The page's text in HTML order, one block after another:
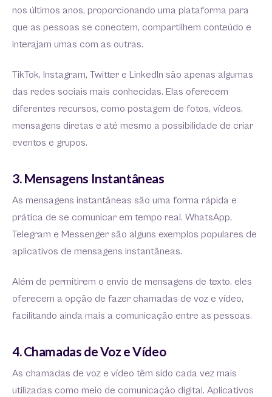
nos últimos anos, proporcionando uma plataforma para
que as pessoas se conectem, compartilhem conteúdo e
interajam umas com as outras.
TikTok, Instagram, Twitter e LinkedIn são apenas algumas
das redes sociais mais conhecidas. Elas oferecem
diferentes recursos, como postagem de fotos, vídeos,
mensagens diretas e até mesmo a possibilidade de criar
eventos e grupos.
3. Mensagens Instantâneas
As mensagens instantâneas são uma forma rápida e
prática de se comunicar em tempo real. WhatsApp,
Telegram e Messenger são alguns exemplos populares de
aplicativos de mensagens instantâneas.
Além de permitirem o envio de mensagens de texto, eles
oferecem a opção de fazer chamadas de voz e vídeo,
facilitando ainda mais a comunicação entre as pessoas.
4. Chamadas de Voz e Vídeo
As chamadas de voz e vídeo têm sido cada vez mais
utilizadas como meio de comunicação digital. Aplicativos